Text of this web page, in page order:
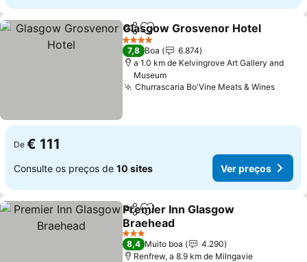
PartilharAdicionar aos favoritos
Glasgow Grosvenor Hotel
4 Estrelas
7,8 Boa
6.874
a 1.0 km de Kelvingrove Art Gallery and
Museum
Churrascaria Bo'Vine Meats & Wines
De € 111
Consulte os preços de 10 sites Ver preços
PartilharAdicionar aos favoritos
Premier Inn Glasgow
Braehead
3 Estrelas
8,4 Muito boa
4.290
Renfrew, a 8.9 km de Milngavie